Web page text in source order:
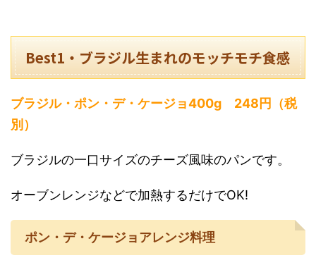
Best1・ブラジル生まれのモッチモチ食感
ブラジル・ポン・デ・ケージョ400g 248円（税
別）
ブラジルの一口サイズのチーズ風味のパンです。
オーブンレンジなどで加熱するだけでOK!
ポン・デ・ケージョアレンジ料理